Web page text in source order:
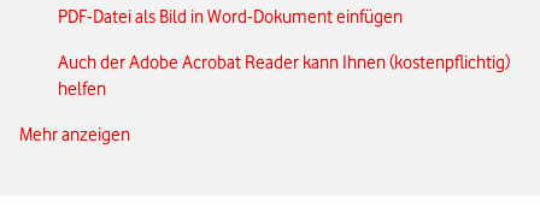
PDF-Datei als Bild in Word-Dokument einfügen
Auch der Adobe Acrobat Reader kann Ihnen (kostenpflichtig)
helfen
Alternative Online-Tools: Smallpdf, pdf2doc.com und
Mehr anzeigen